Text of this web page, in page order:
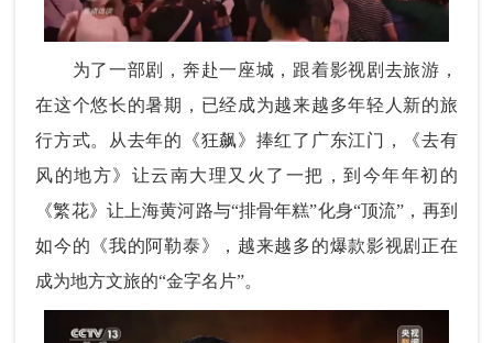
为了一部剧，奔赴一座城，跟着影视剧去旅游，
在这个悠长的暑期，已经成为越来越多年轻人新的旅
行方式。从去年的《狂飙》捧红了广东江门，《去有
风的地方》让云南大理又火了一把，到今年年初的
《繁花》让上海黄河路与“排骨年糕”化身“顶流”，再到
如今的《我的阿勒泰》，越来越多的爆款影视剧正在
成为地方文旅的“金字名片”。